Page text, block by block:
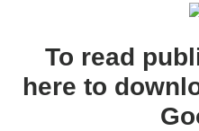
To read
here to